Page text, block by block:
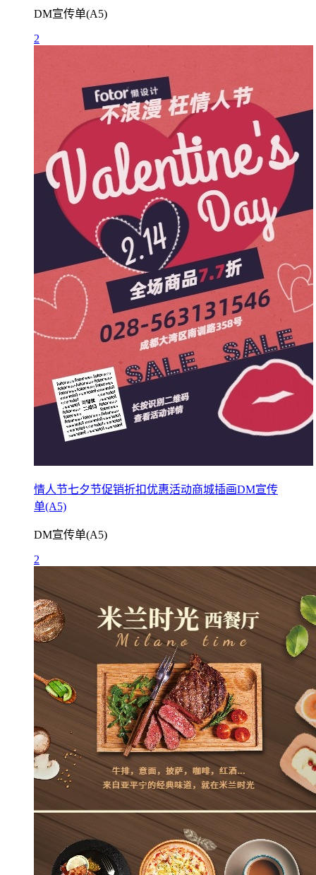
DM宣传单(A5)
2
情人节七夕节促销折扣优惠活动商城插画DM宣传
单(A5)
DM宣传单(A5)
2